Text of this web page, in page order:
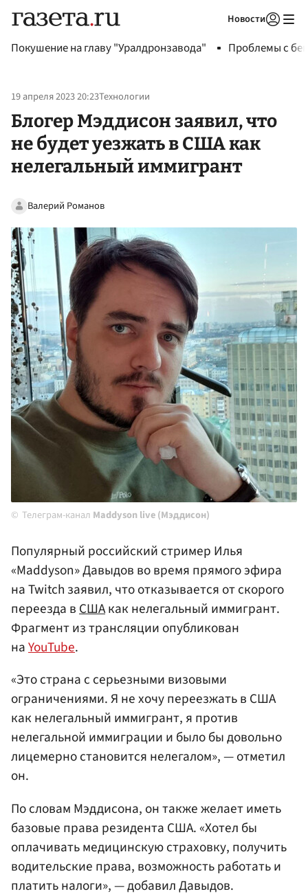
Новости
Покушение на главу "Уралдронзавода" Проблемы с
19 апреля 2023 20:23Технологии
Блогер Мэддисон заявил, что
не будет уезжать в США как
нелегальный иммигрант
Валерий Романов
Телеграм-канал Maddyson live (Мэддисон)
Популярный российский стример Илья
«Maddyson» Давыдов во время прямого эфира
на Twitch заявил, что отказывается от скорого
переезда вСШАкак нелегальный иммигрант.
Фрагмент из трансляции опубликован
наYouTube.
«Это страна с серьезными визовыми
ограничениями. Я не хочу переезжать в США
как нелегальный иммигрант, я против
нелегальной иммиграции и было бы довольно
лицемерно становится нелегалом», — отметил
он.
По словам Мэддисона, он также желает иметь
базовые права резидента США. «Хотел бы
оплачивать медицинскую страховку, получить
водительские права, возможность работать и
платить налоги», — добавил Давыдов.